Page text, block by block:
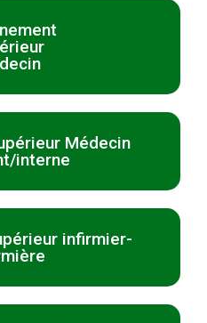
Médecin
interne
infirmier-